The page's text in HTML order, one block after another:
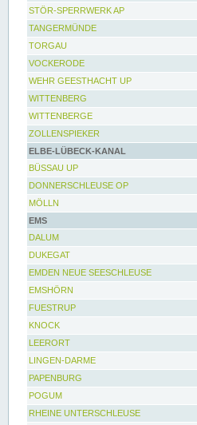
STÖR-SPERRWERK AP
TANGERMÜNDE
TORGAU
VOCKERODE
WEHR GEESTHACHT UP
WITTENBERG
WITTENBERGE
ZOLLENSPIEKER
ELBE-LÜBECK-KANAL
BÜSSAU UP
DONNERSCHLEUSE OP
MÖLLN
EMS
DALUM
DUKEGAT
EMDEN NEUE SEESCHLEUSE
EMSHÖRN
FUESTRUP
KNOCK
LEERORT
LINGEN-DARME
PAPENBURG
POGUM
RHEINE UNTERSCHLEUSE